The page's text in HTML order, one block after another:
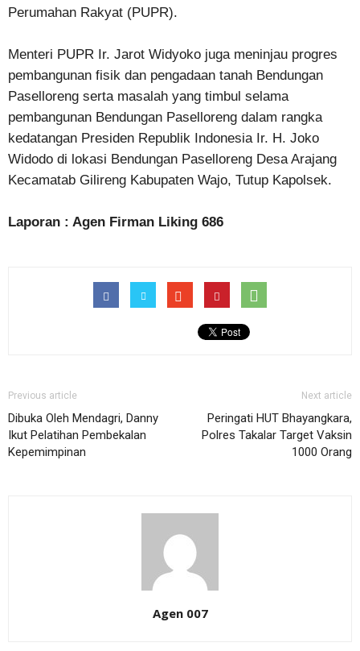
Perumahan Rakyat (PUPR).
Menteri PUPR Ir. Jarot Widyoko juga meninjau progres
pembangunan fisik dan pengadaan tanah Bendungan
Paselloreng serta masalah yang timbul selama
pembangunan Bendungan Paselloreng dalam rangka
kedatangan Presiden Republik Indonesia Ir. H. Joko
Widodo di lokasi Bendungan Paselloreng Desa Arajang
Kecamatab Gilireng Kabupaten Wajo, Tutup Kapolsek.
Laporan : Agen Firman Liking 686
Previous article
Dibuka Oleh Mendagri, Danny
Ikut Pelatihan Pembekalan
Kepemimpinan
Next article
Peringati HUT Bhayangkara,
Polres Takalar Target Vaksin
1000 Orang
Agen 007